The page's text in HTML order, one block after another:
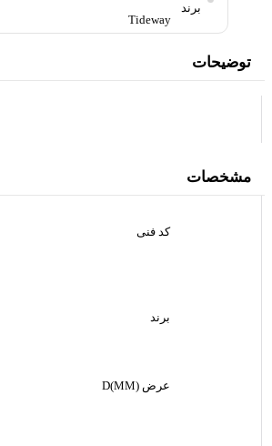
برند
Tideway
توضیحات
مشخصات
کد فنی
برند
عرض D(MM)